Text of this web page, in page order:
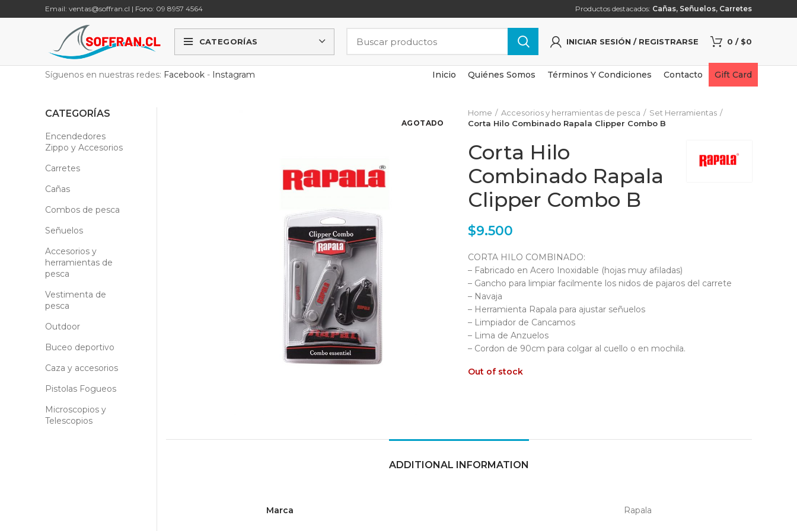
Email: ventas@soffran.cl | Fono: 09 8957 4564 Productos destacados: Cañas, Señuelos, Carretes
CATEGORÍAS INICIAR SESIÓN / REGISTRARSE 0 / $0
Síguenos en nuestras redes: Facebook - Instagram Inicio Quiénes Somos Términos Y Condiciones Contacto Gift Card
AGOTADO
Home Accesorios y herramientas de pesca
Set Herramientas
Corta Hilo Combinado Rapala Clipper Combo B
Corta Hilo
Combinado Rapala
Clipper Combo B
$9.500
CORTA HILO COMBINADO:
– Fabricado en Acero Inoxidable (hojas muy afiladas)
– Gancho para limpiar facilmente los nidos de pajaros del carrete
– Navaja
– Herramienta Rapala para ajustar señuelos
– Limpiador de Cancamos
– Lima de Anzuelos
– Cordon de 90cm para colgar al cuello o en mochila.
Out of stock
ADDITIONAL INFORMATION
Marca Rapala
CATEGORÍAS
Encendedores
Zippo y Accesorios
Carretes
Cañas
Combos de pesca
Señuelos
Accesorios y
herramientas de
pesca
Vestimenta de
pesca
Outdoor
Buceo deportivo
Caza y accesorios
Pistolas Fogueos
Microscopios y
Telescopios